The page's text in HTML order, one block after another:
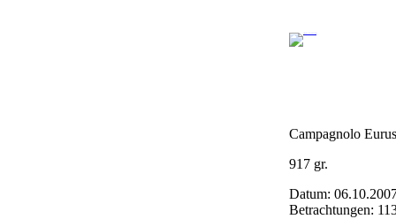
Campagnolo
917 gr.
Datum:
Betrachtungen: